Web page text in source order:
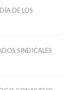
DE LOS
SINDICALES